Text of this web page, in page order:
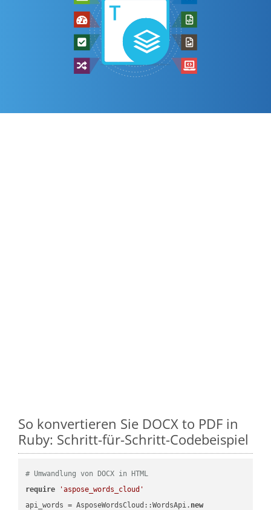
So konvertieren Sie DOCX to PDF in
Ruby: Schritt-für-Schritt-Codebeispiel
# Umwandlung von DOCX in HTML
require
'aspose_words_cloud'
api_words = AsposeWordsCloud::WordsApi. new